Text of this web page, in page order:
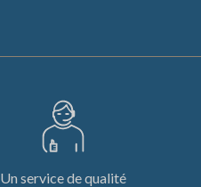
Un service de qualité